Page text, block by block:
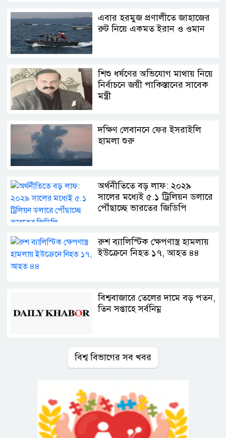
এবার হরমুজ প্রণালীতে জাহাজের
রুট নিয়ে একমত ইরান ও ওমান
শিশু ধর্ষণের অভিযোগ মাথায় নিয়ে
নির্বাচনে জয়ী পাকিস্তানের সাবেক
মন্ত্রী
দক্ষিণ লেবাননে ফের ইসরাইলি
হামলা শুরু
অর্থনীতিতে বড় লাফ: ২০২৯
সালের মধ্যেই ৫.১ ট্রিলিয়ন ডলারে
পৌঁছাচ্ছে ভারতের জিডিপি
রুশ ব্যালিস্টিক ক্ষেপণাস্ত্র হামলায়
ইউক্রেনে নিহত ১৭, আহত ৪৪
বিশ্ববাজারে তেলের দামে বড় পতন,
তিন সপ্তাহে সর্বনিম্ন
বিশ্ব বিভাগের সব খবর